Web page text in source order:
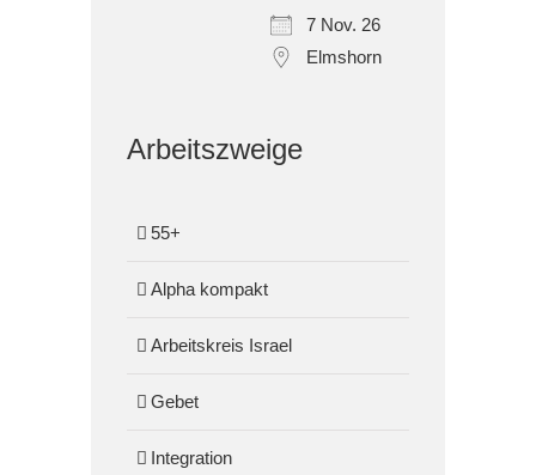
7 Nov. 26
Elmshorn
Arbeitszweige
55+
Alpha kompakt
Arbeitskreis Israel
Gebet
Integration